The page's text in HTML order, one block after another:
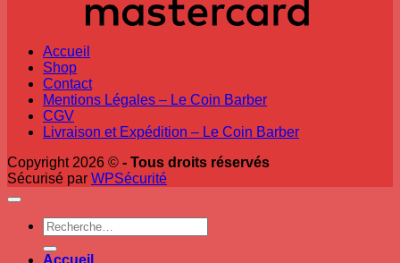
Accueil
Shop
Contact
Mentions Légales – Le Coin Barber
CGV
Livraison et Expédition – Le Coin Barber
Copyright 2026 © - Tous droits réservés
Sécurisé par WPSécurité
Recherche
pour :
Accueil